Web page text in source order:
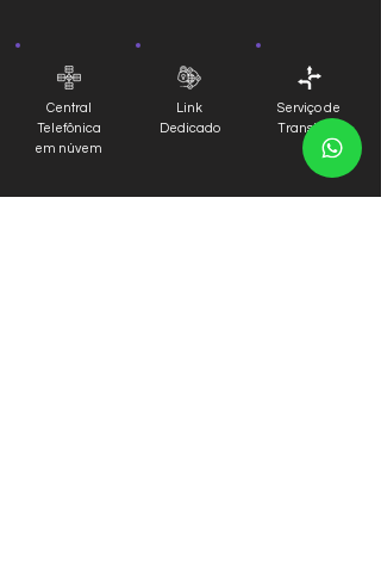
Central
Telefônica
em núvem
Link
Dedicado
Serviço de
Transito IP